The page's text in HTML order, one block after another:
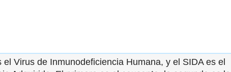
el Virus de Inmunodeficiencia Humana, y el SIDA es el